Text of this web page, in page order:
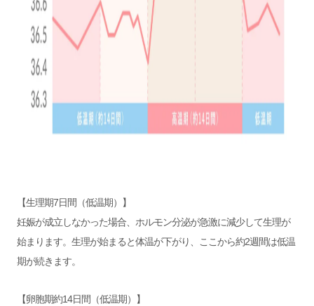
【生理期7日間（低温期）】
妊娠が成立しなかった場合、ホルモン分泌が急激に減少して生理が
始まります。生理が始まると体温が下がり、ここから約2週間は低温
期が続きます。
【卵胞期約14日間（低温期）】